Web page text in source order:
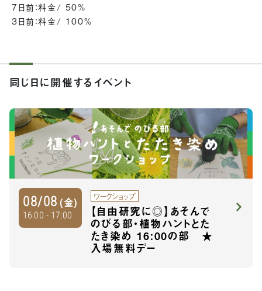
7日前：料金/ 50%
3日前：料金/ 100%
同じ日に開催するイベント
08/08 (金)
16:00 - 17:00
ワークショップ
【自由研究に◎】あそんで
のびる部・植物ハントとた
たき染め 16:00の部 ★
入場無料デー